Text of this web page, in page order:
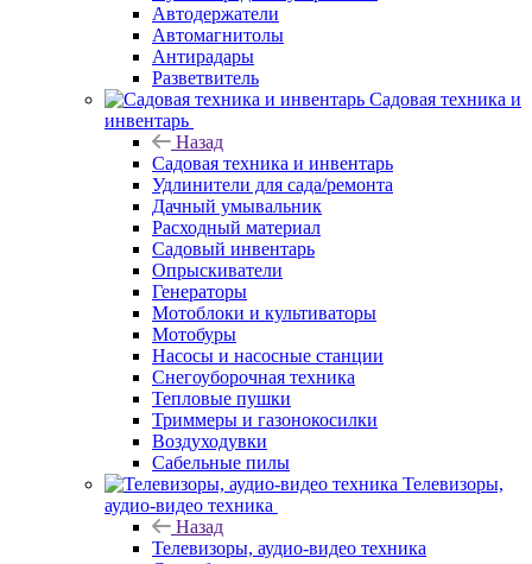
Автодержатели
Автомагнитолы
Антирадары
Разветвитель
Садовая техника и
инвентарь
Назад
Садовая техника и инвентарь
Удлинители для сада/ремонта
Дачный умывальник
Расходный материал
Садовый инвентарь
Опрыскиватели
Генераторы
Мотоблоки и культиваторы
Мотобуры
Насосы и насосные станции
Снегоуборочная техника
Тепловые пушки
Триммеры и газонокосилки
Воздуходувки
Сабельные пилы
Телевизоры,
аудио-видео техника
Назад
Телевизоры, аудио-видео техника